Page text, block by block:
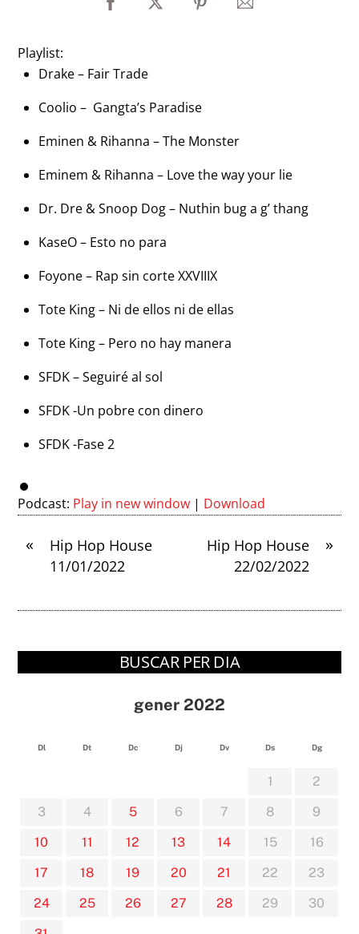
Playlist:
Drake – Fair Trade
Coolio – Gangta’s Paradise
Eminen & Rihanna – The Monster
Eminem & Rihanna – Love the way your lie
Dr. Dre & Snoop Dog – Nuthin bug a g’ thang
KaseO – Esto no para
Foyone – Rap sin corte XXVIIIX
Tote King – Ni de ellos ni de ellas
Tote King – Pero no hay manera
SFDK – Seguiré al sol
SFDK -Un pobre con dinero
SFDK -Fase 2
Podcast: Play in new window | Download
«
Hip Hop House
11/01/2022
»
Hip Hop House
22/02/2022
BUSCAR PER DIA
gener 2022
Dl Dt Dc Dj Dv Ds Dg
1
2
3
4 5 6 7 8
9
10
11 12 13 14 15
16
17
18 19 20 21 22
23
24
25 26 27 28 29
30